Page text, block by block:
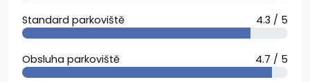
Standard parkoviště 4.3 / 5
Obsluha parkoviště 4.7 / 5